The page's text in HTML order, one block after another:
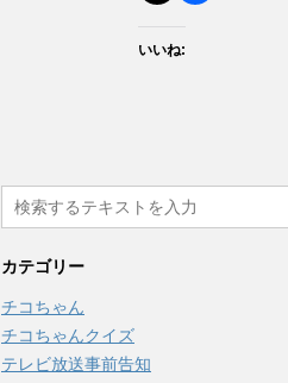
いいね:
カテゴリー
チコちゃん
チコちゃんクイズ
テレビ放送事前告知